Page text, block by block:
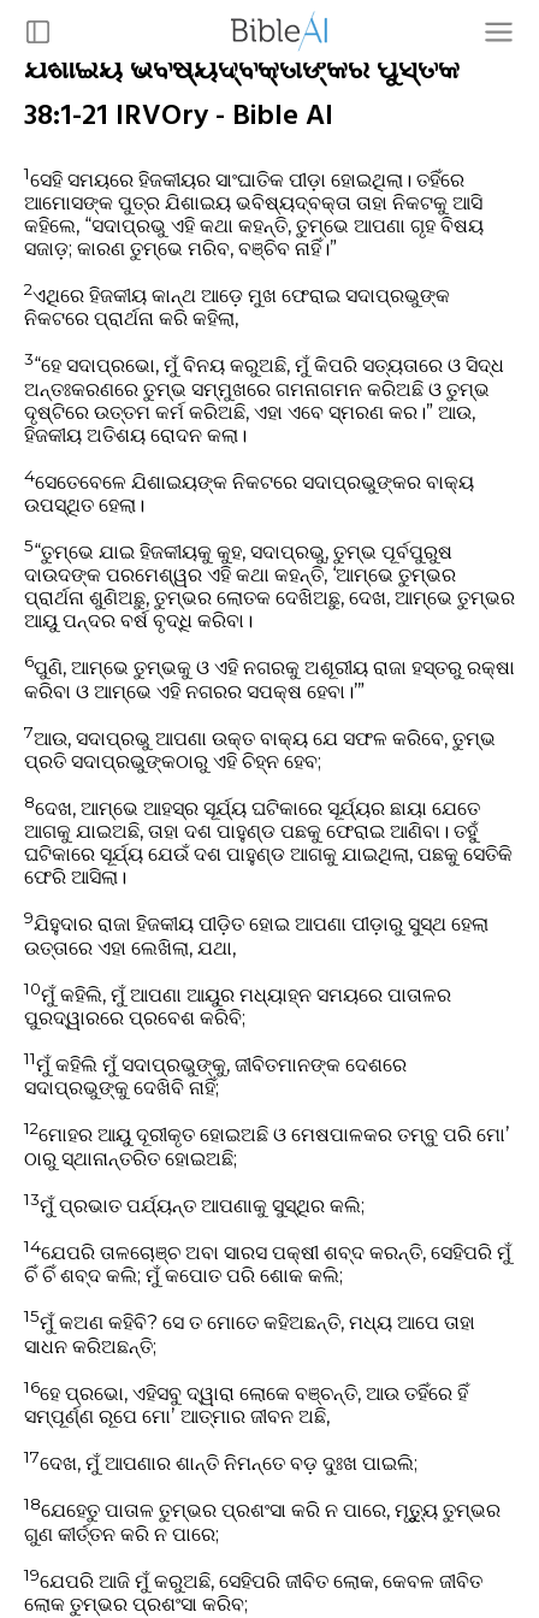
ଯିଶାଇୟ ଭବିଷ୍ୟଦ୍ବକ୍ତାଙ୍କର ପୁସ୍ତକ
38:1-21 IRVOry - Bible AI
1ସେହି ସମୟରେ ହିଜକୀୟର ସାଂଘାତିକ ପୀଡ଼ା ହୋଇଥିଲା। ତହିଁରେ
ଆମୋସଙ୍କ ପୁତ୍ର ଯିଶାଇୟ ଭବିଷ୍ୟଦ୍‍ବକ୍ତା ତାହା ନିକଟକୁ ଆସି
କହିଲେ, “ସଦାପ୍ରଭୁ ଏହି କଥା କହନ୍ତି, ତୁମ୍ଭେ ଆପଣା ଗୃହ ବିଷୟ
ସଜାଡ଼; କାରଣ ତୁମ୍ଭେ ମରିବ, ବଞ୍ଚିବ ନାହିଁ।”
2ଏଥିରେ ହିଜକୀୟ କାନ୍ଥ ଆଡ଼େ ମୁଖ ଫେରାଇ ସଦାପ୍ରଭୁଙ୍କ
ନିକଟରେ ପ୍ରାର୍ଥନା କରି କହିଲା,
3“ହେ ସଦାପ୍ରଭୋ, ମୁଁ ବିନୟ କରୁଅଛି, ମୁଁ କିପରି ସତ୍ୟତାରେ ଓ ସିଦ୍ଧ
ଅନ୍ତଃକରଣରେ ତୁମ୍ଭ ସମ୍ମୁଖରେ ଗମନାଗମନ କରିଅଛି ଓ ତୁମ୍ଭ
ଦୃଷ୍ଟିରେ ଉତ୍ତମ କର୍ମ କରିଅଛି, ଏହା ଏବେ ସ୍ମରଣ କର।” ଆଉ,
ହିଜକୀୟ ଅତିଶୟ ରୋଦନ କଲା।
4ସେତେବେଳେ ଯିଶାଇୟଙ୍କ ନିକଟରେ ସଦାପ୍ରଭୁଙ୍କର ବାକ୍ୟ
ଉପସ୍ଥିତ ହେଲା।
5“ତୁମ୍ଭେ ଯାଇ ହିଜକୀୟକୁ କୁହ, ସଦାପ୍ରଭୁ, ତୁମ୍ଭ ପୂର୍ବପୁରୁଷ
ଦାଉଦଙ୍କ ପରମେଶ୍ୱର ଏହି କଥା କହନ୍ତି, ‘ଆମ୍ଭେ ତୁମ୍ଭର
ପ୍ରାର୍ଥନା ଶୁଣିଅଛୁ, ତୁମ୍ଭର ଲୋତକ ଦେଖିଅଛୁ, ଦେଖ, ଆମ୍ଭେ ତୁମ୍ଭର
ଆୟୁ ପନ୍ଦର ବର୍ଷ ବୃଦ୍ଧି କରିବା।
6ପୁଣି, ଆମ୍ଭେ ତୁମ୍ଭକୁ ଓ ଏହି ନଗରକୁ ଅଶୂରୀୟ ରାଜା ହସ୍ତରୁ ରକ୍ଷା
କରିବା ଓ ଆମ୍ଭେ ଏହି ନଗରର ସପକ୍ଷ ହେବା।’”
7ଆଉ, ସଦାପ୍ରଭୁ ଆପଣା ଉକ୍ତ ବାକ୍ୟ ଯେ ସଫଳ କରିବେ, ତୁମ୍ଭ
ପ୍ରତି ସଦାପ୍ରଭୁଙ୍କଠାରୁ ଏହି ଚିହ୍ନ ହେବ;
8ଦେଖ, ଆମ୍ଭେ ଆହସ୍‌ର ସୂର୍ଯ୍ୟ ଘଟିକାରେ ସୂର୍ଯ୍ୟର ଛାୟା ଯେତେ
ଆଗକୁ ଯାଇଅଛି, ତାହା ଦଶ ପାହୁଣ୍ଡ ପଛକୁ ଫେରାଇ ଆଣିବା। ତହୁଁ
ଘଟିକାରେ ସୂର୍ଯ୍ୟ ଯେଉଁ ଦଶ ପାହୁଣ୍ଡ ଆଗକୁ ଯାଇଥିଲା, ପଛକୁ ସେତିକି
ଫେରି ଆସିଲା।
9ଯିହୁଦାର ରାଜା ହିଜକୀୟ ପୀଡ଼ିତ ହୋଇ ଆପଣା ପୀଡ଼ାରୁ ସୁସ୍ଥ ହେଲା
ଉତ୍ତାରେ ଏହା ଲେଖିଲା, ଯଥା,
10ମୁଁ କହିଲି, ମୁଁ ଆପଣା ଆୟୁର ମଧ୍ୟାହ୍ନ ସମୟରେ ପାତାଳର
ପୁରଦ୍ୱାରରେ ପ୍ରବେଶ କରିବି;
11ମୁଁ କହିଲି ମୁଁ ସଦାପ୍ରଭୁଙ୍କୁ, ଜୀବିତମାନଙ୍କ ଦେଶରେ
ସଦାପ୍ରଭୁଙ୍କୁ ଦେଖିବି ନାହିଁ;
12ମୋହର ଆୟୁ ଦୂରୀକୃତ ହୋଇଅଛି ଓ ମେଷପାଳକର ତମ୍ବୁ ପରି ମୋʼ
ଠାରୁ ସ୍ଥାନାନ୍ତରିତ ହୋଇଅଛି;
13ମୁଁ ପ୍ରଭାତ ପର୍ଯ୍ୟନ୍ତ ଆପଣାକୁ ସୁସ୍ଥିର କଲି;
14ଯେପରି ତାଳଚୋଞ୍ଚ ଅବା ସାରସ ପକ୍ଷୀ ଶବ୍ଦ କରନ୍ତି, ସେହିପରି ମୁଁ
ଚିଁ ଚିଁ ଶବ୍ଦ କଲି; ମୁଁ କପୋତ ପରି ଶୋକ କଲି;
15ମୁଁ କଅଣ କହିବି? ସେ ତ ମୋତେ କହିଅଛନ୍ତି, ମଧ୍ୟ ଆପେ ତାହା
ସାଧନ କରିଅଛନ୍ତି;
16ହେ ପ୍ରଭୋ, ଏହିସବୁ ଦ୍ୱାରା ଲୋକେ ବଞ୍ଚନ୍ତି, ଆଉ ତହିଁରେ ହିଁ
ସମ୍ପୂର୍ଣ୍ଣ ରୂପେ ମୋʼ ଆତ୍ମାର ଜୀବନ ଅଛି,
17ଦେଖ, ମୁଁ ଆପଣାର ଶାନ୍ତି ନିମନ୍ତେ ବଡ଼ ଦୁଃଖ ପାଇଲି;
18ଯେହେତୁ ପାତାଳ ତୁମ୍ଭର ପ୍ରଶଂସା କରି ନ ପାରେ, ମୃତ୍ୟୁୁ ତୁମ୍ଭର
ଗୁଣ କୀର୍ତ୍ତନ କରି ନ ପାରେ;
19ଯେପରି ଆଜି ମୁଁ କରୁଅଛି, ସେହିପରି ଜୀବିତ ଲୋକ, କେବଳ ଜୀବିତ
ଲୋକ ତୁମ୍ଭର ପ୍ରଶଂସା କରିବ;